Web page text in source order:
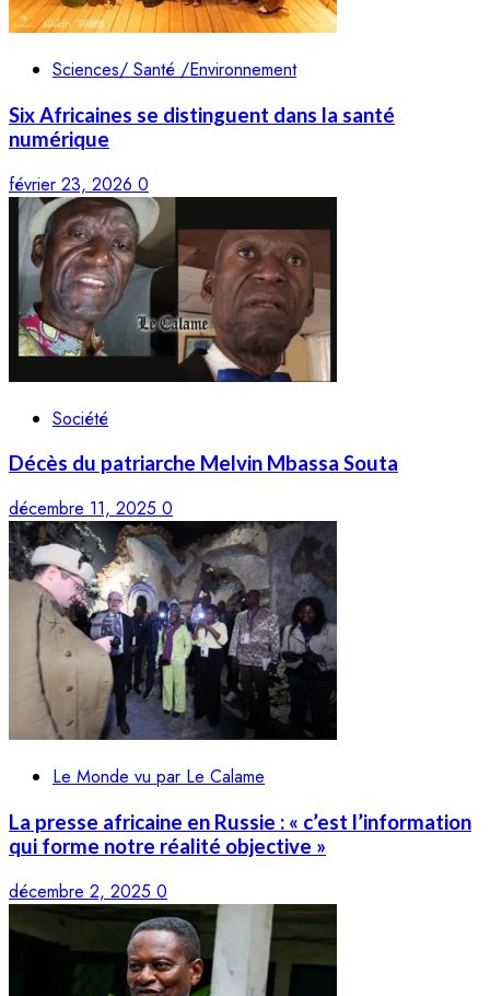
Sciences/ Santé /Environnement
Six Africaines se distinguent dans la santé
numérique
février 23, 2026 0
Société
Décès du patriarche Melvin Mbassa Souta
décembre 11, 2025 0
Le Monde vu par Le Calame
La presse africaine en Russie : « c’est l’information
qui forme notre réalité objective »
décembre 2, 2025 0